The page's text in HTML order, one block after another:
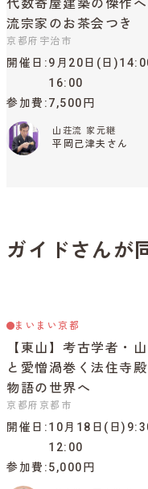
代数寄屋建築の傑作
流宗家のお茶会つき
京都府宇治市
開催日
9月20日(日
16:00
参加費 7,500円
山荘流 家元継
平岡己津夫さん
ガイドさんが
まいまい京都
【東山】考古学者・
と愛憎渦巻く法住寺
物語の世界へ
京都府京都市
開催日
10月18日(日
12:00
参加費 5,000円